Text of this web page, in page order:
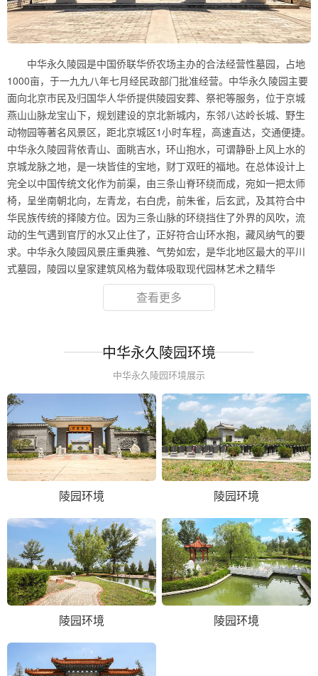
中华永久陵园是中国侨联华侨农场主办的合法经营性墓园，占地
1000亩，于一九九八年七月经民政部门批准经营。中华永久陵园主要
面向北京市民及归国华人华侨提供陵园安葬、祭祀等服务，位于京城
燕山山脉龙宝山下，规划建设的京北新城内，东邻八达岭长城、野生
动物园等著名风景区，距北京城区1小时车程，高速直达，交通便捷。
中华永久陵园背依青山、面眺吉水，环山抱水，可谓静卧上风上水的
京城龙脉之地，是一块皆佳的宝地，财丁双旺的福地。在总体设计上
完全以中国传统文化作为前渠，由三条山脊环绕而成，宛如一把太师
椅，呈坐南朝北向，左青龙，右白虎，前朱雀，后玄武，及其符合中
华民族传统的择陵方位。因为三条山脉的环绕挡住了外界的风吹，流
动的生气遇到官厅的水又止住了，正好符合山环水抱，藏风纳气的要
求。中华永久陵园风景庄重典雅、气势如宏，是华北地区最大的平川
式墓园，陵园以皇家建筑风格为载体吸取现代园林艺术之精华
查看更多
中华永久陵园环境
中华永久陵园环境展示
陵园环境 陵园环境
陵园环境 陵园环境